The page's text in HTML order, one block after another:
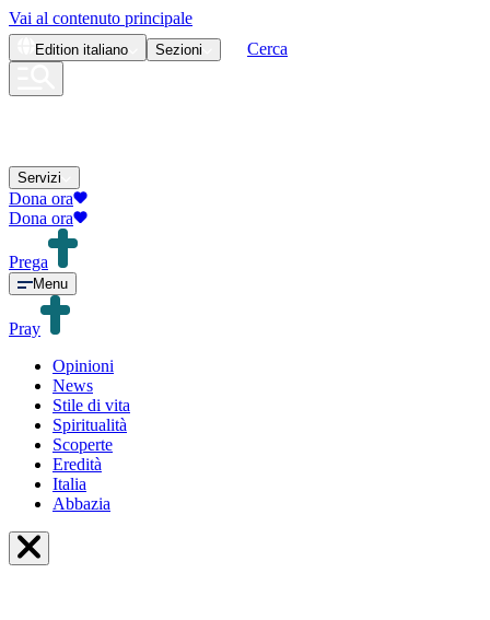
Vai al contenuto principale
Edition italiano Sezioni Cerca
Servizi
Dona ora
Dona ora
Prega
Menu
Pray
Opinioni
News
Stile di vita
Spiritualità
Scoperte
Eredità
Italia
Abbazia